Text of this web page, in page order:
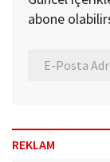
abone
REKLAM